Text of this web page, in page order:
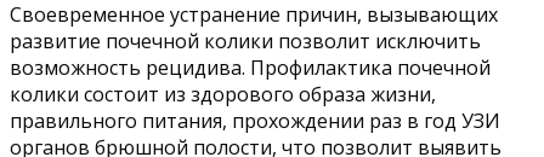
Своевременное устранение причин, вызывающих
развитие почечной колики позволит исключить
возможность рецидива. Профилактика почечной
колики состоит из здорового образа жизни,
правильного питания, прохождении раз в год УЗИ
органов брюшной полости, что позволит выявить